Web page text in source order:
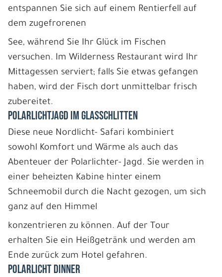
entspannen Sie sich auf einem Rentierfell auf
dem zugefrorenen
See, während Sie Ihr Glück im Fischen
versuchen. Im Wilderness Restaurant wird Ihr
Mittagessen serviert; falls Sie etwas gefangen
haben, wird der Fisch dort unmittelbar frisch
zubereitet.
POLARLICHTJAGD IM GLASSCHLITTEN
Diese neue Nordlicht- Safari kombiniert
sowohl Komfort und Wärme als auch das
Abenteuer der Polarlichter- Jagd. Sie werden in
einer beheizten Kabine hinter einem
Schneemobil durch die Nacht gezogen, um sich
ganz auf den Himmel
konzentrieren zu können. Auf der Tour
erhalten Sie ein Heißgetränk und werden am
Ende zurück zum Hotel gefahren.
POLARLICHT DINNER